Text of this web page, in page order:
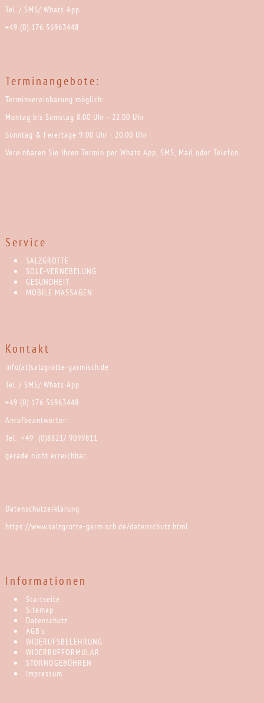
Tel. / SMS/ Whats App
+49 (0) 176 56963448
Terminangebote:
Terminvereinbarung möglich:
Montag bis Samstag 8.00 Uhr - 22.00 Uhr
Sonntag & Feiertage 9:00 Uhr - 20.00 Uhr
Vereinbaren Sie Ihren Termin per Whats App, SMS, Mail oder Telefon.
Service
SALZGROTTE
SOLE-VERNEBELUNG
GESUNDHEIT
MOBILE MASSAGEN
Kontakt
info(at)salzgrotte-garmisch.de
Tel. / SMS/ Whats App
+49 (0) 176 56963448
Anrufbeantworter:
Tel. +49 (0)8821/ 9099811
gerade nicht erreichbar.
Datenschutzerklärung
https://www.salzgrotte-garmisch.de/datenschutz.html
Informationen
Startseite
Sitemap
Datenschutz
AGB's
WIDERUFSBELEHRUNG
WIDERRUFFORMULAR
STORNOGEBÜHREN
Impressum